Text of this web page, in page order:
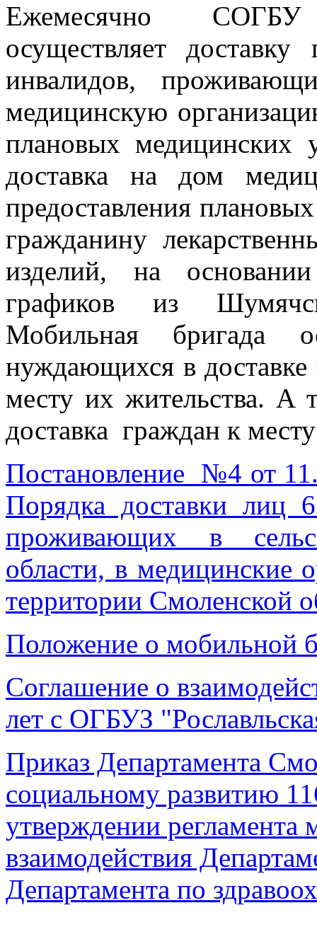
Ежемесячно
осуществляет
инвалидов,
медицинскую
плановых медицинских
доставка на дом
предоставления
гражданину
изделий, на
графиков из
Мобильная бригада
нуждающихся в доставке
месту их жительства. А
доставка граждан к
Постановление №4 от
Порядка доставки лиц
проживающих в
области, в медицинские
территории Смоленской
Положение о мобильной
Соглашение о
лет с ОГБУЗ
Приказ Департамента
социальному развитию
утверждении регламента
взаимодействия
Департамента по